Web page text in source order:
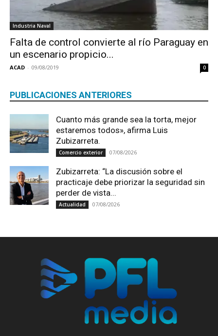
Industria Naval
Falta de control convierte al río Paraguay en
un escenario propicio...
ACAD - 09/08/2019 0
PUBLICACIONES ANTERIORES
Cuanto más grande sea la torta, mejor
estaremos todos», afirma Luis
Zubizarreta.
Comercio exterior 07/08/2026
Zubizarreta: “La discusión sobre el
practicaje debe priorizar la seguridad sin
perder de vista...
Actualidad 07/08/2026